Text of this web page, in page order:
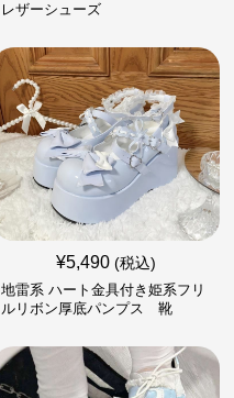
レザーシューズ
¥5,490 (税込)
地雷系 ハート金具付き姫系フリ
ルリボン厚底パンプス 靴